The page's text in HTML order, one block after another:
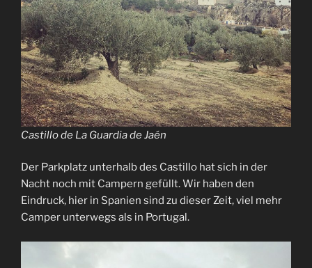
Castillo de La Guardia de Jaén
Der Parkplatz unterhalb des Castillo hat sich in der
Nacht noch mit Campern gefüllt. Wir haben den
Eindruck, hier in Spanien sind zu dieser Zeit, viel mehr
Camper unterwegs als in Portugal.